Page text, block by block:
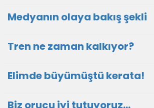
Medyanın olaya bakış şekli
Tren ne zaman kalkıyor?
Elimde büyümüştü kerata!
Biz orucu iyi tutuyoruz…